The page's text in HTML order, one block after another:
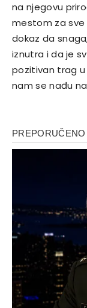
na njegovu
mestom za sve
dokaz da
iznutra i da je
pozitivan trag u
nam se nađu